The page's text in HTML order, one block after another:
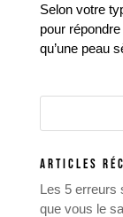
Selon votre
pour
qu’une peau
ARTICLES
Les 5 erreurs
que vous le